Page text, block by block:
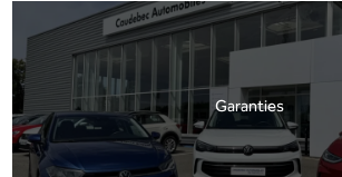
Garanties